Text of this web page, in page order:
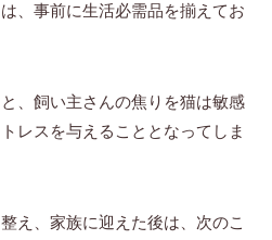
、事前に生活必需品を揃えてお
、飼い主さんの焦りを猫は敏感
レスを与えることとなってしま
え、家族に迎えた後は、次のこ